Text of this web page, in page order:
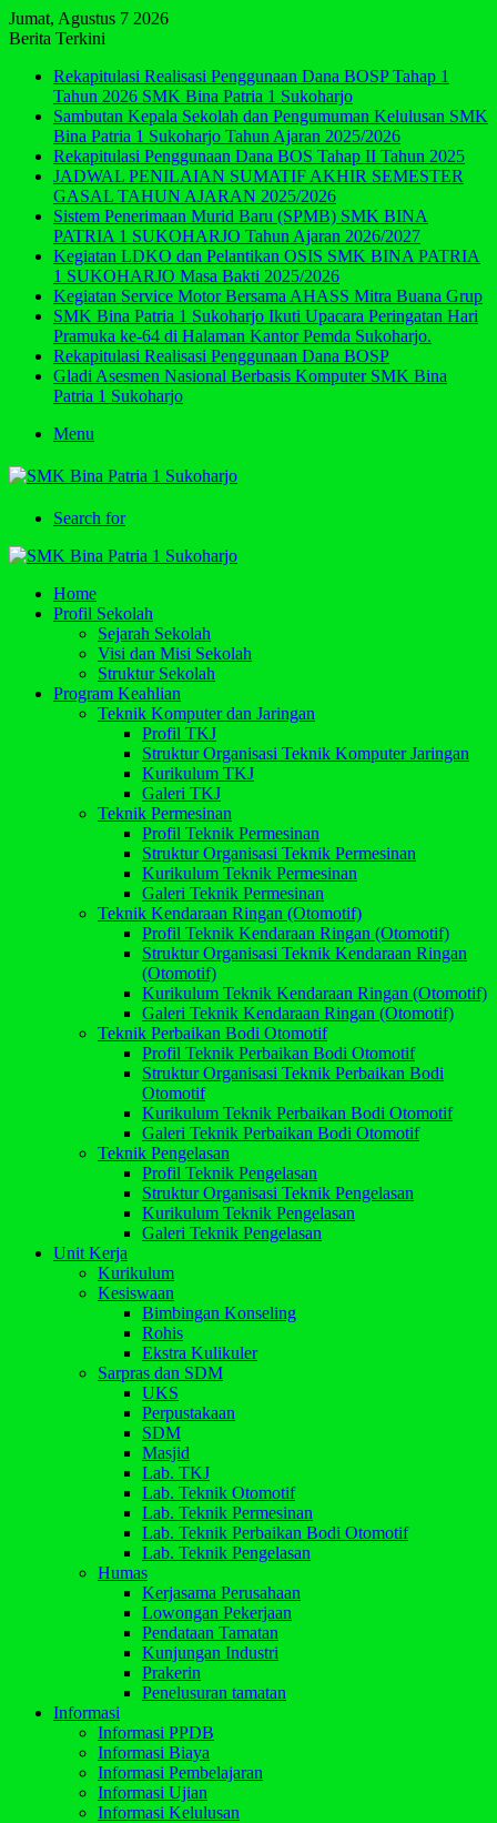
Jumat, Agustus 7 2026
Berita Terkini
Rekapitulasi Realisasi Penggunaan Dana BOSP Tahap 1
Tahun 2026 SMK Bina Patria 1 Sukoharjo
Sambutan Kepala Sekolah dan Pengumuman Kelulusan SMK
Bina Patria 1 Sukoharjo Tahun Ajaran 2025/2026
Rekapitulasi Penggunaan Dana BOS Tahap II Tahun 2025
JADWAL PENILAIAN SUMATIF AKHIR SEMESTER
GASAL TAHUN AJARAN 2025/2026
Sistem Penerimaan Murid Baru (SPMB) SMK BINA
PATRIA 1 SUKOHARJO Tahun Ajaran 2026/2027
Kegiatan LDKO dan Pelantikan OSIS SMK BINA PATRIA
1 SUKOHARJO Masa Bakti 2025/2026
Kegiatan Service Motor Bersama AHASS Mitra Buana Grup
SMK Bina Patria 1 Sukoharjo Ikuti Upacara Peringatan Hari
Pramuka ke-64 di Halaman Kantor Pemda Sukoharjo.
Rekapitulasi Realisasi Penggunaan Dana BOSP
Gladi Asesmen Nasional Berbasis Komputer SMK Bina
Patria 1 Sukoharjo
Menu
Search for
Home
Profil Sekolah
Sejarah Sekolah
Visi dan Misi Sekolah
Struktur Sekolah
Program Keahlian
Teknik Komputer dan Jaringan
Profil TKJ
Struktur Organisasi Teknik Komputer Jaringan
Kurikulum TKJ
Galeri TKJ
Teknik Permesinan
Profil Teknik Permesinan
Struktur Organisasi Teknik Permesinan
Kurikulum Teknik Permesinan
Galeri Teknik Permesinan
Teknik Kendaraan Ringan (Otomotif)
Profil Teknik Kendaraan Ringan (Otomotif)
Struktur Organisasi Teknik Kendaraan Ringan
(Otomotif)
Kurikulum Teknik Kendaraan Ringan (Otomotif)
Galeri Teknik Kendaraan Ringan (Otomotif)
Teknik Perbaikan Bodi Otomotif
Profil Teknik Perbaikan Bodi Otomotif
Struktur Organisasi Teknik Perbaikan Bodi
Otomotif
Kurikulum Teknik Perbaikan Bodi Otomotif
Galeri Teknik Perbaikan Bodi Otomotif
Teknik Pengelasan
Profil Teknik Pengelasan
Struktur Organisasi Teknik Pengelasan
Kurikulum Teknik Pengelasan
Galeri Teknik Pengelasan
Unit Kerja
Kurikulum
Kesiswaan
Bimbingan Konseling
Rohis
Ekstra Kulikuler
Sarpras dan SDM
UKS
Perpustakaan
SDM
Masjid
Lab. TKJ
Lab. Teknik Otomotif
Lab. Teknik Permesinan
Lab. Teknik Perbaikan Bodi Otomotif
Lab. Teknik Pengelasan
Humas
Kerjasama Perusahaan
Lowongan Pekerjaan
Pendataan Tamatan
Kunjungan Industri
Prakerin
Penelusuran tamatan
Informasi
Informasi PPDB
Informasi Biaya
Informasi Pembelajaran
Informasi Ujian
Informasi Kelulusan